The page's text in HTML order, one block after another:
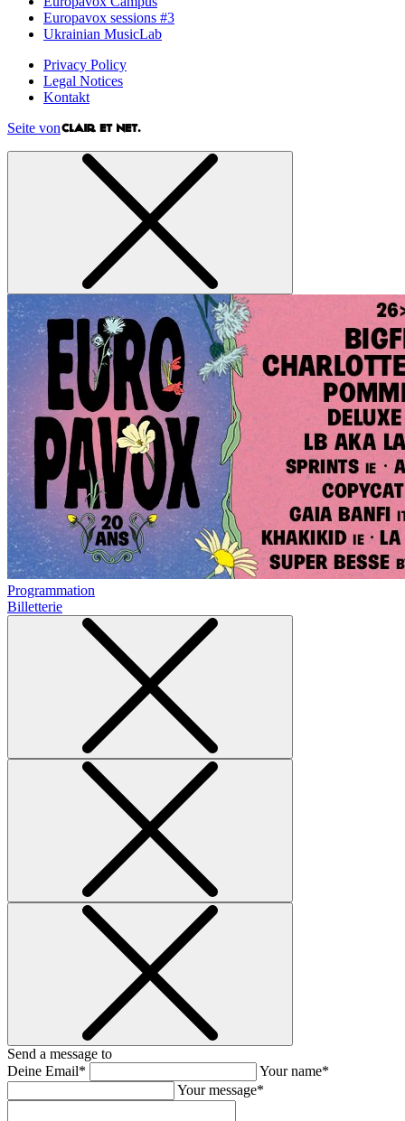
Europavox sessions #3
Ukrainian MusicLab
Privacy Policy
Legal Notices
Kontakt
Seite von
Programmation
Billetterie
Send a message to
Deine Email*
Your name*
Your message*